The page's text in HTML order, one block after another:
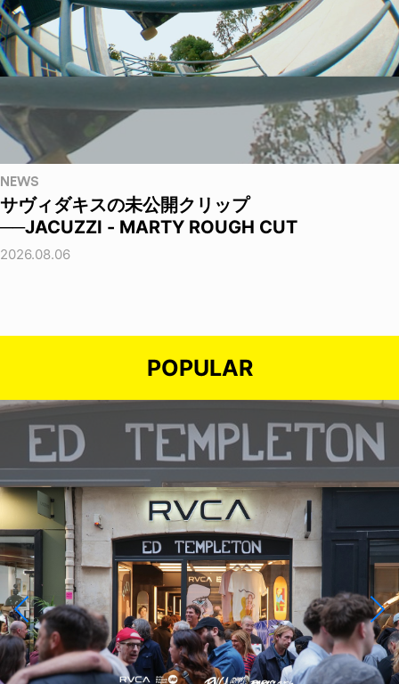
NEWS
サヴィダキスの未公開クリップ
──JACUZZI - MARTY ROUGH CUT
2026.08.06
POPULAR